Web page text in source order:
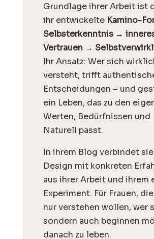
Grundlage ihrer Arbeit ist
ihr entwickelte Kamino-
Selbsterkenntnis →
Vertrauen →
Ihr Ansatz: Wer sich
versteht, trifft
Entscheidungen – und
ein Leben, das zu den
Werten, Bedürfnissen und
Naturell passt.
In ihrem Blog verbindet
Design mit konkreten
aus ihrer Arbeit und ihrem
Experiment. Für Frauen,
nur verstehen wollen, wer
sondern auch beginnen
danach zu leben.